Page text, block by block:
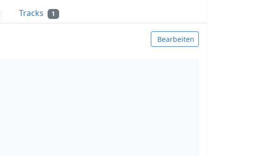
Tracks 1
Bearbeiten